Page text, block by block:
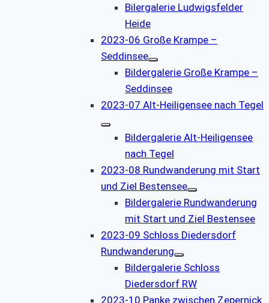
Bilergalerie Ludwigsfelder
Heide
2023-06 Große Krampe –
Seddinsee
Bildergalerie Große Krampe –
Seddinsee
2023-07 Alt-Heiligensee nach Tegel
Bildergalerie Alt-Heiligensee
nach Tegel
2023-08 Rundwanderung mit Start
und Ziel Bestensee
Bildergalerie Rundwanderung
mit Start und Ziel Bestensee
2023-09 Schloss Diedersdorf
Rundwanderung
Bildergalerie Schloss
Diedersdorf RW
2023-10 Panke zwischen Zepernick